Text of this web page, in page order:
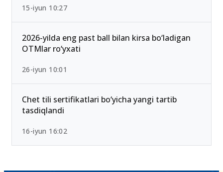
15-iyun 10:27
2026-yilda eng past ball bilan kirsa bo‘ladigan
OTMlar ro‘yxati
26-iyun 10:01
Chet tili sertifikatlari bo‘yicha yangi tartib
tasdiqlandi
16-iyun 16:02